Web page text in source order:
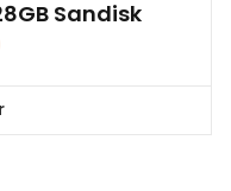
Sandisk